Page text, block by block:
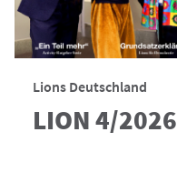
Lions Deutschland
LION 4/2026